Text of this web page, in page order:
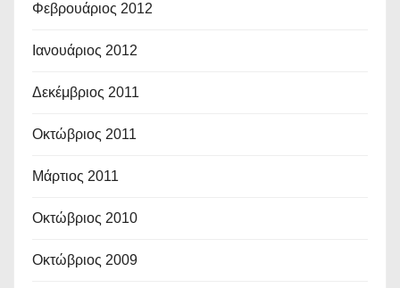
Φεβρουάριος 2012
Ιανουάριος 2012
Δεκέμβριος 2011
Οκτώβριος 2011
Μάρτιος 2011
Οκτώβριος 2010
Οκτώβριος 2009